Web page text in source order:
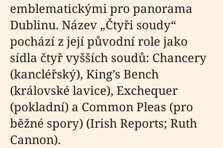
emblematickými pro panorama
Dublinu. Název „Čtyři soudy“
pochází z její původní role jako
sídla čtyř vyšších soudů: Chancery
(kancléřský), King’s Bench
(královské lavice), Exchequer
(pokladní) a Common Pleas (pro
běžné spory) (Irish Reports; Ruth
Cannon).